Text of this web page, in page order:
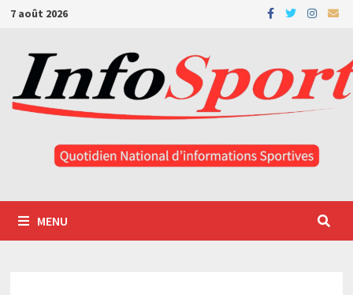
Passer
contenu
7 août 2026
MENU